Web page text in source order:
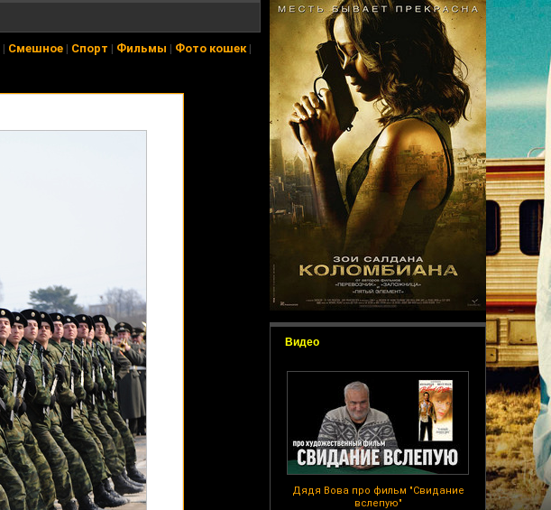
Видео
Дядя Вова про фильм "Свидание
вслепую"
| Смешное| Спорт | Фильмы | Фото кошек|